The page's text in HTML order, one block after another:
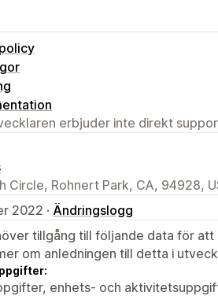
erbjuder inte direkt
Circle, Rohnert Park, CA, 94928,
2022 · Ändringslogg
tillgång till följande data för att
om anledningen till detta i
enhets- och